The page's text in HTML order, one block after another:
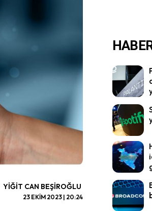
YIĞIT CAN BEŞIROĞLU
23 EKIM 2023 | 20:24